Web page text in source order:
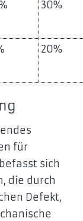
30%
20%
für
sich
die durch
Defekt,